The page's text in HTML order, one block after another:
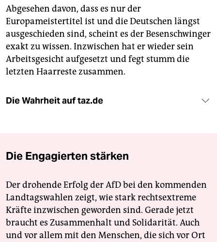
Abgesehen davon, dass es nur der
Europameistertitel ist und die Deutschen längst
ausgeschieden sind, scheint es der Besenschwinger
exakt zu wissen. Inzwischen hat er wieder sein
Arbeitsgesicht aufgesetzt und fegt stumm die
letzten Haarreste zusammen.
Die Wahrheit auf taz.de
Die Engagierten stärken
Der drohende Erfolg der AfD bei den kommenden
Landtagswahlen zeigt, wie stark rechtsextreme
Kräfte inzwischen geworden sind. Gerade jetzt
braucht es Zusammenhalt und Solidarität. Auch
und vor allem mit den Menschen, die sich vor Ort